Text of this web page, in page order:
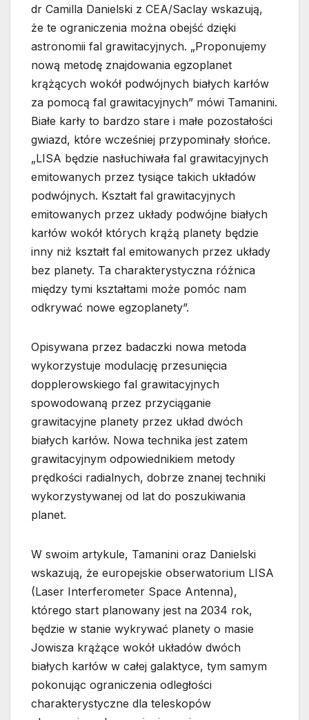
dr Camilla Danielski z CEA/Saclay wskazują,
że te ograniczenia można obejść dzięki
astronomii fal grawitacyjnych. „Proponujemy
nową metodę znajdowania egzoplanet
krążących wokół podwójnych białych karłów
za pomocą fal grawitacyjnych” mówi Tamanini.
Białe karły to bardzo stare i małe pozostałości
gwiazd, które wcześniej przypominały słońce.
„LISA będzie nasłuchiwała fal grawitacyjnych
emitowanych przez tysiące takich układów
podwójnych. Kształt fal grawitacyjnych
emitowanych przez układy podwójne białych
karłów wokół których krążą planety będzie
inny niż kształt fal emitowanych przez układy
bez planety. Ta charakterystyczna różnica
między tymi kształtami może pomóc nam
odkrywać nowe egzoplanety”.
Opisywana przez badaczki nowa metoda
wykorzystuje modulację przesunięcia
dopplerowskiego fal grawitacyjnych
spowodowaną przez przyciąganie
grawitacyjne planety przez układ dwóch
białych karłów. Nowa technika jest zatem
grawitacyjnym odpowiednikiem metody
prędkości radialnych, dobrze znanej techniki
wykorzystywanej od lat do poszukiwania
planet.
W swoim artykule, Tamanini oraz Danielski
wskazują, że europejskie obserwatorium LISA
(Laser Interferometer Space Antenna),
którego start planowany jest na 2034 rok,
będzie w stanie wykrywać planety o masie
Jowisza krążące wokół układów dwóch
białych karłów w całej galaktyce, tym samym
pokonując ograniczenia odległości
charakterystyczne dla teleskopów